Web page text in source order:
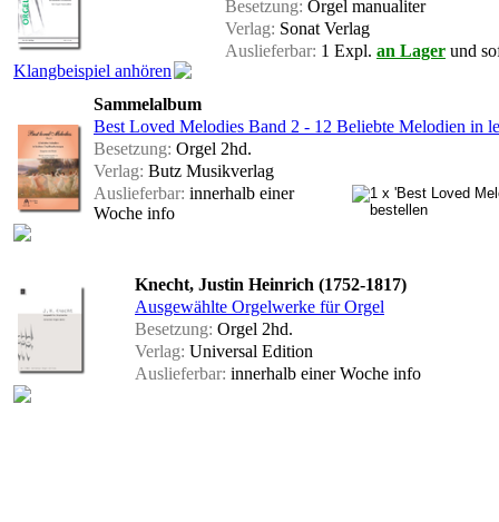
Klangbeispiel anhören
Besetzung: Orgel manualiter
Verlag: Sonat Verlag
Auslieferbar: 1 Expl. an Lager und
Sammelalbum
Best Loved Melodies Band 2 - 12 Beliebte Melodien in
Besetzung: Orgel 2hd.
Verlag: Butz Musikverlag
Auslieferbar: innerhalb einer
Woche info
Knecht, Justin Heinrich (1752-1817)
Ausgewählte Orgelwerke für Orgel
Besetzung: Orgel 2hd.
Verlag: Universal Edition
Auslieferbar: innerhalb einer Woche info